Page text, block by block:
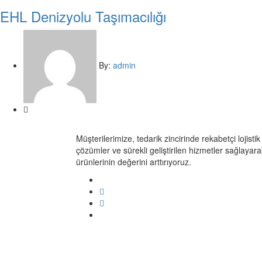
EHL Denizyolu Taşımacılığı
By: admin
Müşterilerimize, tedarik zincirinde rekabetçi lojistik
çözümler ve sürekli geliştirilen hizmetler
ürünlerinin değerini arttırıyoruz.